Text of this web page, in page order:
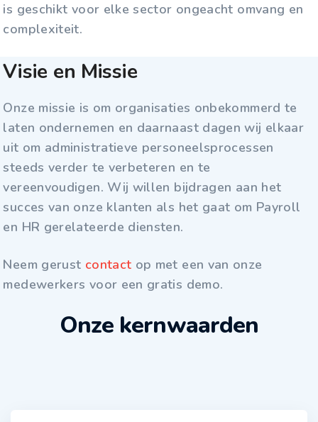
is geschikt voor elke sector ongeacht omvang en
complexiteit.
Visie en Missie
Onze missie is om organisaties onbekommerd te
laten ondernemen en daarnaast dagen wij elkaar
uit om administratieve personeelsprocessen
steeds verder te verbeteren en te
vereenvoudigen. Wij willen bijdragen aan het
succes van onze klanten als het gaat om Payroll
en HR gerelateerde diensten.
Neem gerust contact op met een van onze
medewerkers voor een gratis demo.
Onze kernwaarden